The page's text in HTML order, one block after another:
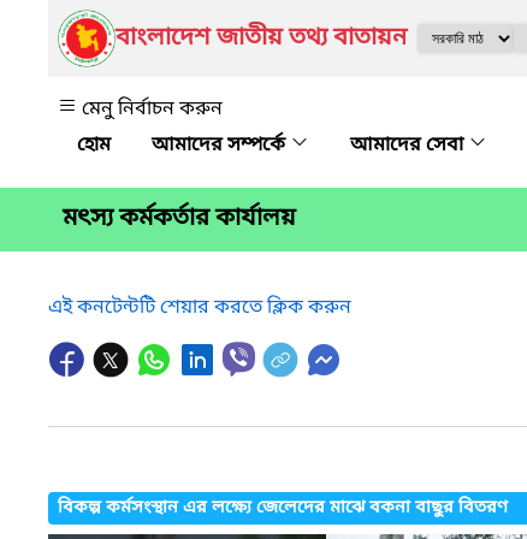
বাংলাদেশ জাতীয় তথ্য বাতায়ন
মেনু নির্বাচন করুন
আমাদের সম্পর্কে
আমাদের সেবা
মৎস্য কর্মকর্তার কার্যালয়
এই কনটেন্টটি শেয়ার করতে ক্লিক করুন
বিকল্প কর্মসংস্থান এর লক্ষ্যে জেলেদের মাঝে বকনা বাছুর বিতরণ